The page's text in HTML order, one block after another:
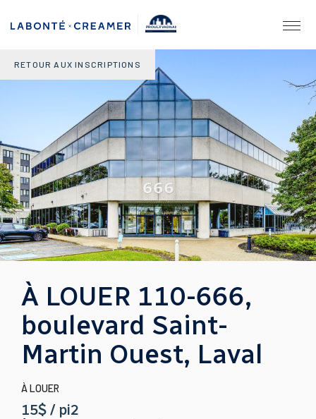
PROULX VADNAIS
RETOUR AUX INSCRIPTIONS
À LOUER 110-666,
boulevard Saint-
Martin Ouest, Laval
À LOUER
15$ / pi2